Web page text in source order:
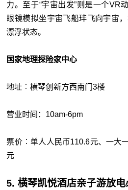
力。至于“宇宙出发”则是一个VR
眼镜模拟坐宇宙飞船玤飞向宇宙
漂浮状态。
国家地理探险家中心
地址︰横琴创新方西南门3楼
营业时间：10am-6pm
票价︰单人人民币110.6元、一大
元
5. 横琴凯悦酒店亲子游放电